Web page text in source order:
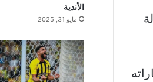
الأندية
مايو 31, 2025